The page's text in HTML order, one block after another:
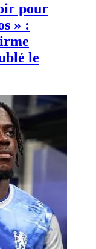
pour
» :
le